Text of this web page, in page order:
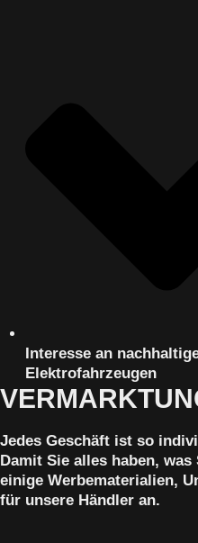
Interesse an
Elektrofahrzeugen
Jedes Geschäft ist so
Damit Sie alles haben,
einige Werbematerialien,
für unsere Händler an.